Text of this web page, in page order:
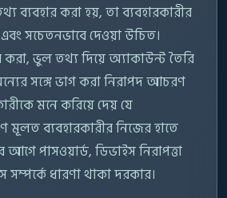
ব্যবহার করা হয়, তা ব্যবহারকারীর
সচেতনভাবে দেওয়া উচিত।
করা, ভুল তথ্য দিয়ে অ্যাকাউন্ট তৈরি
সঙ্গে ভাগ করা নিরাপদ আচরণ
মনে করিয়ে দেয় যে
মূলত ব্যবহারকারীর নিজের হাতে
আগে পাসওয়ার্ড, ডিভাইস নিরাপত্তা
সম্পর্কে ধারণা থাকা দরকার।